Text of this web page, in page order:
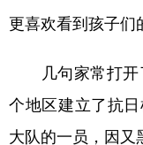
陕西
新疆
多语种频道
更喜欢看到孩子们
几句家常打开
个地区建立了抗
大队的一员，因又